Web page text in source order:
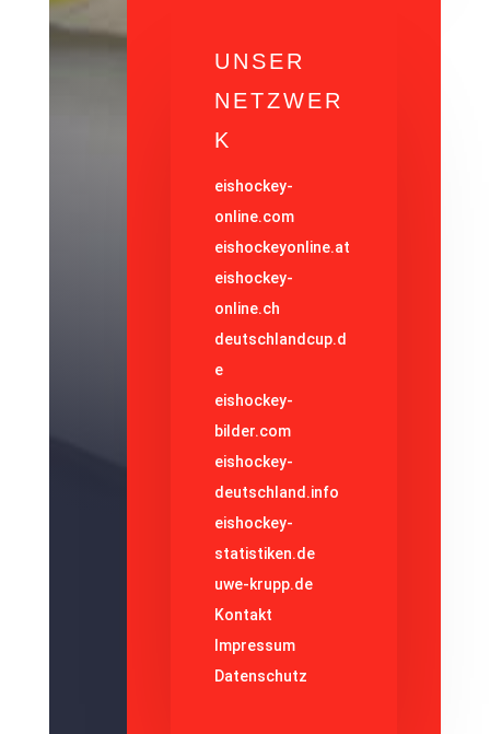
UNSER
NETZWER
K
eishockey-
online.com
eishockeyonline.at
eishockey-
online.ch
deutschlandcup.d
e
eishockey-
bilder.com
eishockey-
deutschland.info
eishockey-
statistiken.de
uwe-krupp.de
Kontakt
Impressum
Datenschutz